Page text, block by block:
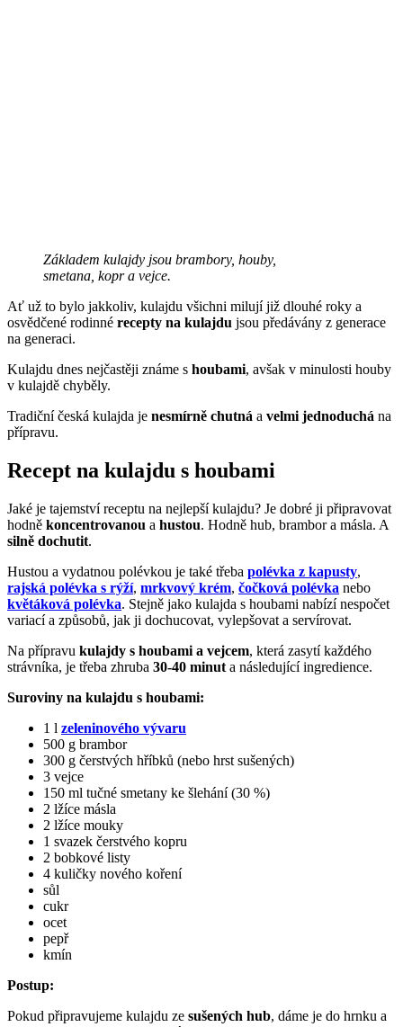
Základem kulajdy jsou brambory, houby,
smetana, kopr a vejce.
Ať už to bylo jakkoliv, kulajdu všichni milují již dlouhé roky a
osvědčené rodinné recepty na kulajdu jsou předávány z generace
na generaci.
Kulajdu dnes nejčastěji známe s houbami, avšak v minulosti houby
v kulajdě chyběly.
Tradiční česká kulajda je nesmírně chutná a velmi jednoduchá na
přípravu.
Recept na kulajdu s houbami
Jaké je tajemství receptu na nejlepší kulajdu? Je dobré ji připravovat
hodně koncentrovanou a hustou. Hodně hub, brambor a másla. A
silně dochutit.
Hustou a vydatnou polévkou je také třeba polévka z kapusty,
rajská polévka s rýží, mrkvový krém, čočková polévka nebo
květáková polévka. Stejně jako kulajda s houbami nabízí nespočet
variací a způsobů, jak ji dochucovat, vylepšovat a servírovat.
Na přípravu kulajdy s houbami a vejcem, která zasytí každého
strávníka, je třeba zhruba 30-40 minut a následující ingredience.
Suroviny na kulajdu s houbami:
1 l zeleninového vývaru
500 g brambor
300 g čerstvých hříbků (nebo hrst sušených)
3 vejce
150 ml tučné smetany ke šlehání (30 %)
2 lžíce másla
2 lžíce mouky
1 svazek čerstvého kopru
2 bobkové listy
4 kuličky nového koření
sůl
cukr
ocet
pepř
kmín
Postup:
Pokud připravujeme kulajdu ze sušených hub, dáme je do hrnku a